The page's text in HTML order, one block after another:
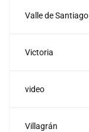
Valle de Santiago
Victoria
video
Villagrán